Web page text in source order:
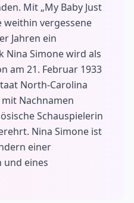
Mit „My Baby Just
weithin vergessene
Jahren ein
Nina Simone wird als
am 21. Februar 1933
North-Carolina
Nachnamen
Schauspielerin
Nina Simone ist
einer
eines